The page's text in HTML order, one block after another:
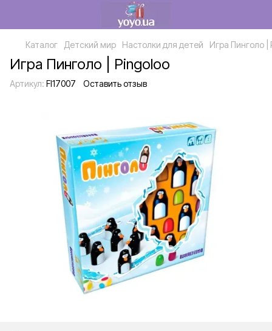
Каталог Детский мир Настолки для детей Игра Пинголо |
Игра Пинголо | Pingoloo
Артикул: FI17007 Оставить отзыв